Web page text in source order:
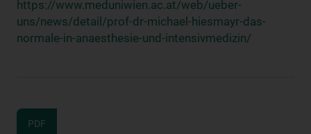
https://www.meduniwien.ac.at/web/ueber-
uns/news/detail/prof-dr-michael-hiesmayr-das-
normale-in-anaesthesie-und-intensivmedizin/
PDF